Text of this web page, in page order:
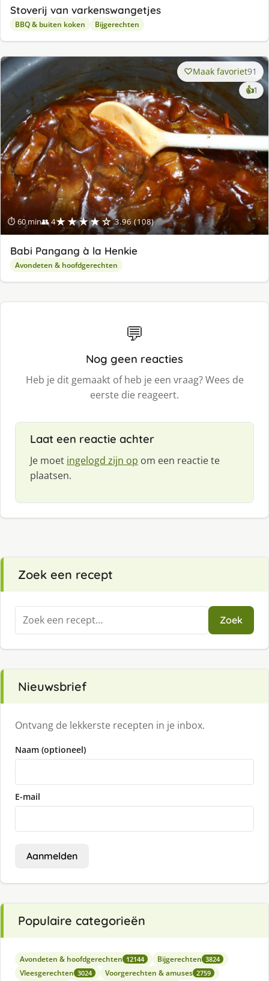
Stoverij van varkenswangetjes
BBQ & buiten koken Bijgerechten
⏱ 60 min👥 4★★★★☆ 3.96 (108)
Maak favoriet91
👍1
Babi Pangang à la Henkie
Avondeten & hoofdgerechten
💬
Nog geen reacties
Heb je dit gemaakt of heb je een vraag? Wees de
eerste die reageert.
Laat een reactie achter
Je moet ingelogd zijn op om een reactie te
plaatsen.
Zoek een recept
Zoeken
naar:
Zoek
Nieuwsbrief
Ontvang de lekkerste recepten in je inbox.
Naam (optioneel)
E-mail
Aanmelden
Populaire categorieën
Avondeten & hoofdgerechten 12144 Bijgerechten 3824
Vleesgerechten 3024 Voorgerechten & amuses 2759